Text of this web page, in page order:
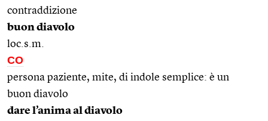
contraddizione
buon diavolo
loc.s.m.
CO
persona paziente, mite, di indole semplice: è un
buon diavolo
dare l’anima al diavolo